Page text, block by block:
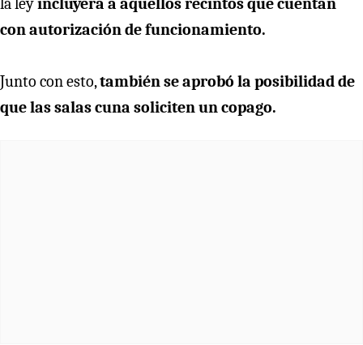
con autorización de funcionamiento.
Junto con esto,también se aprobó la posibilidad de
que las salas cuna soliciten un copago.